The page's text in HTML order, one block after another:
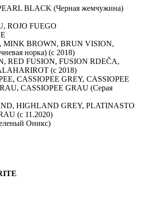
BLACK (Черная жемчужина)
ROJO FUEGO
MINK BROWN, BRUN VISION,
норка) (с 2018)
RED FUSION, FUSION RDEČA,
(с 2018)
CASSIOPEE GREY, CASSIOPEE
CASSIOPEE GRAU (Серая
HIGHLAND GREY, PLATINASTO
(с 11.2020)
Оникс)